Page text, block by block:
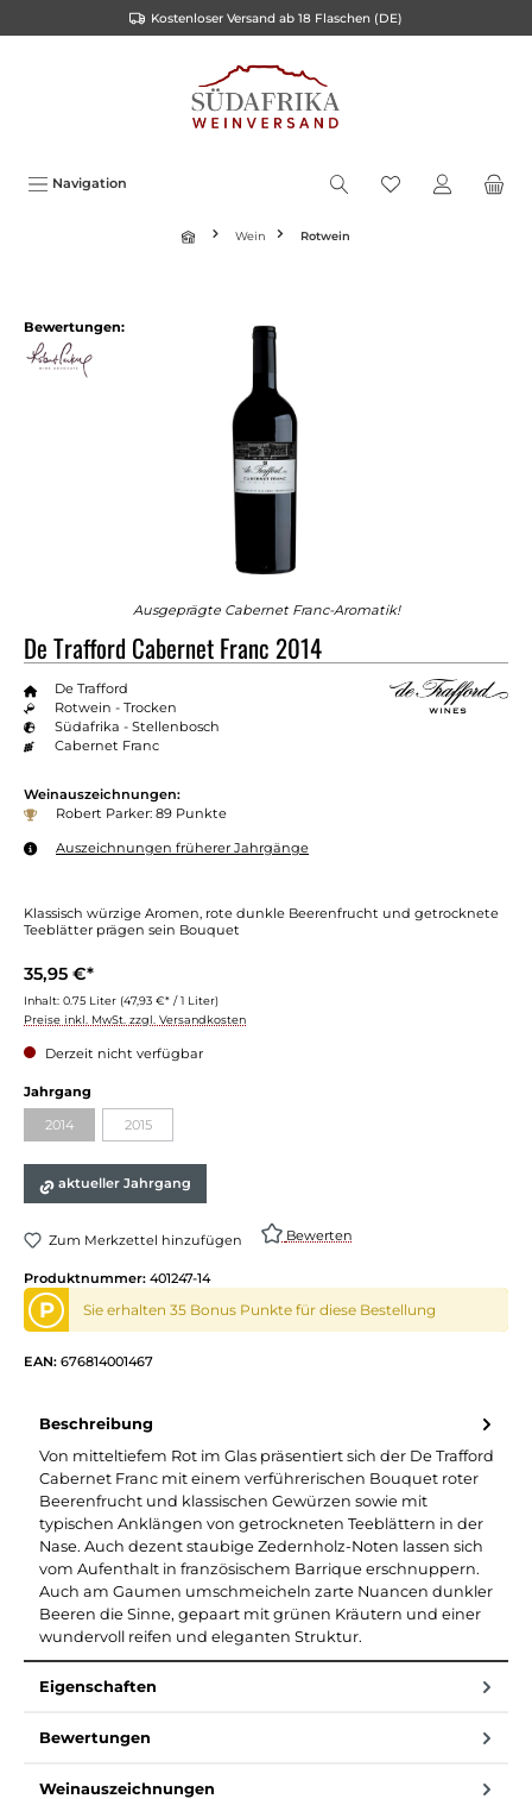
Kostenloser Versand ab 18 Flaschen (DE)
Navigation
Wein Rotwein
Bewertungen:
Ausgeprägte Cabernet Franc-Aromatik!
De Trafford Cabernet Franc 2014
De Trafford
Rotwein - Trocken
Südafrika - Stellenbosch
Cabernet Franc
Weinauszeichnungen:
Robert Parker: 89 Punkte
Auszeichnungen früherer Jahrgänge
Klassisch würzige Aromen, rote dunkle Beerenfrucht und getrocknete
Teeblätter prägen sein Bouquet
35,95 €*
Inhalt: 0.75 Liter (47,93 €* / 1 Liter)
Preise inkl. MwSt. zzgl. Versandkosten
Derzeit nicht verfügbar
Jahrgang
2014 2015
aktueller Jahrgang
Zum Merkzettel hinzufügen Bewerten
Produktnummer: 401247-14
P Sie erhalten 35 Bonus Punkte für diese Bestellung
EAN: 676814001467
Beschreibung
Von mitteltiefem Rot im Glas präsentiert sich der De Trafford
Cabernet Franc mit einem verführerischen Bouquet roter
Beerenfrucht und klassischen Gewürzen sowie mit
typischen Anklängen von getrockneten Teeblättern in der
Nase. Auch dezent staubige Zedernholz-Noten lassen sich
vom Aufenthalt in französischem Barrique erschnuppern.
Auch am Gaumen umschmeicheln zarte Nuancen dunkler
Beeren die Sinne, gepaart mit grünen Kräutern und einer
wundervoll reifen und eleganten Struktur.
Eigenschaften
Bewertungen
Weinauszeichnungen